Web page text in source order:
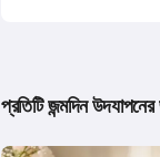
প্রতিটি জন্মদিন